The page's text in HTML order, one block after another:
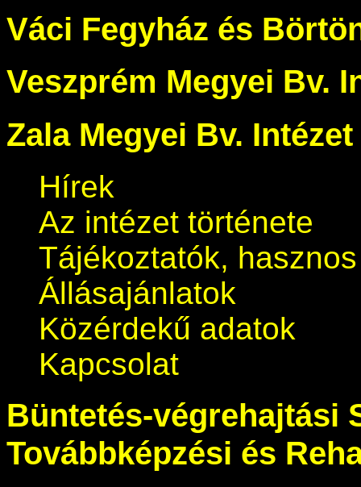
Váci Fegyház és
Veszprém Megyei Bv.
Zala Megyei Bv. Intézet
Hírek
Az intézet története
Tájékoztatók,
Állásajánlatok
Közérdekű adatok
Kapcsolat
Büntetés-végrehajtási
Továbbképzési és